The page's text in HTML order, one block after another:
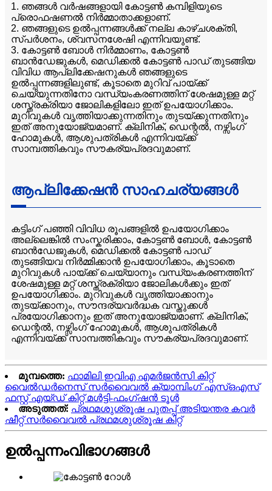
1. ഞങ്ങൾ വർഷങ്ങളായി കോട്ടൺ കമ്പിളിയുടെ
പ്രൊഫഷണൽ നിർമ്മാതാക്കളാണ്.
2. ഞങ്ങളുടെ ഉൽപ്പന്നങ്ങൾക്ക് നല്ല കാഴ്ചശക്തി,
സ്പർശനം, ശ്വസനശേഷി എന്നിവയുണ്ട്.
3. കോട്ടൺ ബോൾ നിർമ്മാണം, കോട്ടൺ
ബാൻഡേജുകൾ, മെഡിക്കൽ കോട്ടൺ പാഡ് തുടങ്ങിയ
വിവിധ ആപ്ലിക്കേഷനുകൾ ഞങ്ങളുടെ
ഉൽപ്പന്നങ്ങളിലുണ്ട്, കൂടാതെ മുറിവ് പായ്ക്ക്
ചെയ്യുന്നതിനോ വന്ധ്യംകരണത്തിന് ശേഷമുള്ള മറ്റ്
ശസ്ത്രക്രിയാ ജോലികളിലോ ഇത് ഉപയോഗിക്കാം.
മുറിവുകൾ വൃത്തിയാക്കുന്നതിനും തുടയ്ക്കുന്നതിനും
ഇത് അനുയോജ്യമാണ്. ക്ലിനിക്, ഡെന്റൽ, നഴ്സിംഗ്
ഹോമുകൾ, ആശുപത്രികൾ എന്നിവയ്ക്ക്
സാമ്പത്തികവും സൗകര്യപ്രദവുമാണ്.
ആപ്ലിക്കേഷൻ സാഹചര്യങ്ങൾ
കട്ടിംഗ് പഞ്ഞി വിവിധ രൂപങ്ങളിൽ ഉപയോഗിക്കാം
അല്ലെങ്കിൽ സംസ്കരിക്കാം, കോട്ടൺ ബോൾ, കോട്ടൺ
ബാൻഡേജുകൾ, മെഡിക്കൽ കോട്ടൺ പാഡ്
തുടങ്ങിയവ നിർമ്മിക്കാൻ ഉപയോഗിക്കാം, കൂടാതെ
മുറിവുകൾ പായ്ക്ക് ചെയ്യാനും വന്ധ്യംകരണത്തിന്
ശേഷമുള്ള മറ്റ് ശസ്ത്രക്രിയാ ജോലികൾക്കും ഇത്
ഉപയോഗിക്കാം. മുറിവുകൾ വൃത്തിയാക്കാനും
തുടയ്ക്കാനും, സൗന്ദര്യവർദ്ധക വസ്തുക്കൾ
പ്രയോഗിക്കാനും ഇത് അനുയോജ്യമാണ്. ക്ലിനിക്,
ഡെന്റൽ, നഴ്സിംഗ് ഹോമുകൾ, ആശുപത്രികൾ
എന്നിവയ്ക്ക് സാമ്പത്തികവും സൗകര്യപ്രദവുമാണ്.
മുമ്പത്തെ: ഫാമിലി ഇവിഎ എമർജൻസി കിറ്റ്
വൈൽഡർനെസ് സർവൈവൽ ക്യാമ്പിംഗ് എസ്ഒഎസ്
ഫസ്റ്റ് എയ്ഡ് കിറ്റ് മൾട്ടി-ഫംഗ്ഷൻ ടൂൾ
അടുത്തത്: പ്രഥമശുശ്രൂഷ പുതപ്പ് അടിയന്തര കവർ
ഷീറ്റ് സർവൈവൽ പ്രഥമശുശ്രൂഷ കിറ്റ്
ഉൽപ്പന്നംവിഭാഗങ്ങൾ